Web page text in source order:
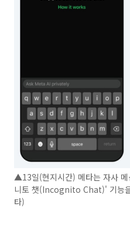
▲13일(현지시간) 메타는 자사
니토 챗(Incognito Chat)' 기능
타)